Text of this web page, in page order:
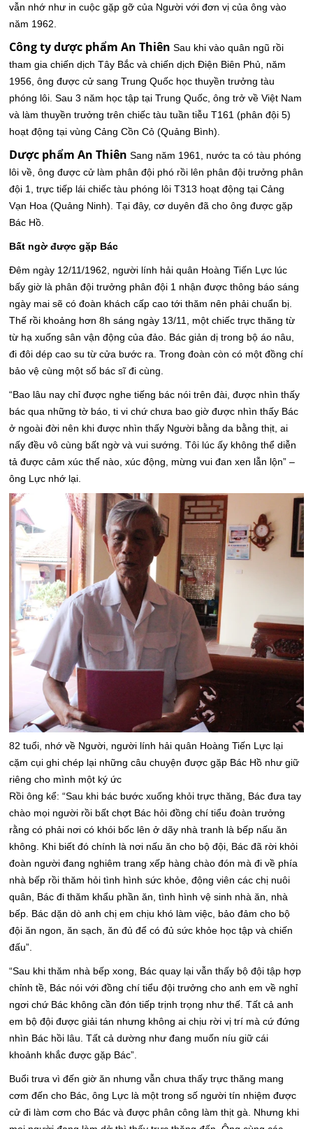
vẫn nhớ như in cuộc gặp gỡ của Người với đơn vị của ông vào
năm 1962.
Công ty dược phẩm An Thiên Sau khi vào quân ngũ rồi
tham gia chiến dịch Tây Bắc và chiến dịch Điện Biên Phủ, năm
1956, ông được cử sang Trung Quốc học thuyền trưởng tàu
phóng lôi. Sau 3 năm học tập tại Trung Quốc, ông trở về Việt Nam
và làm thuyền trưởng trên chiếc tàu tuần tiễu T161 (phân đội 5)
hoạt động tại vùng Cảng Cồn Cỏ (Quảng Bình).
Dược phẩm An Thiên Sang năm 1961, nước ta có tàu phóng
lôi về, ông được cử làm phân đội phó rồi lên phân đội trưởng phân
đội 1, trực tiếp lái chiếc tàu phóng lôi T313 hoạt động tại Cảng
Vạn Hoa (Quảng Ninh). Tại đây, cơ duyên đã cho ông được gặp
Bác Hồ.
Bất ngờ được gặp Bác
Đêm ngày 12/11/1962, người lính hải quân Hoàng Tiến Lực lúc
bấy giờ là phân đội trưởng phân đội 1 nhận được thông báo sáng
ngày mai sẽ có đoàn khách cấp cao tới thăm nên phải chuẩn bị.
Thế rồi khoảng hơn 8h sáng ngày 13/11, một chiếc trực thăng từ
từ hạ xuống sân vận động của đảo. Bác giản dị trong bộ áo nâu,
đi đôi dép cao su từ cửa bước ra. Trong đoàn còn có một đồng chí
bảo vệ cùng một số bác sĩ đi cùng.
“Bao lâu nay chỉ được nghe tiếng bác nói trên đài, được nhìn thấy
bác qua những tờ báo, ti vi chứ chưa bao giờ được nhìn thấy Bác
ở ngoài đời nên khi được nhìn thấy Người bằng da bằng thịt, ai
nấy đều vô cùng bất ngờ và vui sướng. Tôi lúc ấy không thể diễn
tả được cảm xúc thế nào, xúc động, mừng vui đan xen lẫn lộn” –
ông Lực nhớ lại.
82 tuổi, nhớ về Người, người lính hải quân Hoàng Tiến Lực lại
cặm cụi ghi chép lại những câu chuyện được gặp Bác Hồ như giữ
riêng cho mình một ký ức
Rồi ông kể: “Sau khi bác bước xuống khỏi trực thăng, Bác đưa tay
chào mọi người rồi bất chợt Bác hỏi đồng chí tiểu đoàn trưởng
rằng có phải nơi có khói bốc lên ở dãy nhà tranh là bếp nấu ăn
không. Khi biết đó chính là nơi nấu ăn cho bộ đội, Bác đã rời khỏi
đoàn người đang nghiêm trang xếp hàng chào đón mà đi về phía
nhà bếp rồi thăm hỏi tình hình sức khỏe, động viên các chị nuôi
quân, Bác đi thăm khẩu phần ăn, tình hình vệ sinh nhà ăn, nhà
bếp. Bác dặn dò anh chị em chịu khó làm việc, bảo đảm cho bộ
đội ăn ngon, ăn sạch, ăn đủ để có đủ sức khỏe học tập và chiến
đấu”.
“Sau khi thăm nhà bếp xong, Bác quay lại vẫn thấy bộ đội tập hợp
chỉnh tề, Bác nói với đồng chí tiểu đội trưởng cho anh em về nghỉ
ngơi chứ Bác không cần đón tiếp trịnh trọng như thế. Tất cả anh
em bộ đội được giải tán nhưng không ai chịu rời vị trí mà cứ đứng
nhìn Bác hồi lâu. Tất cả dường như đang muốn níu giữ cái
khoảnh khắc được gặp Bác”.
Buổi trưa vì đến giờ ăn nhưng vẫn chưa thấy trực thăng mang
cơm đến cho Bác, ông Lực là một trong số người tín nhiệm được
cử đi làm cơm cho Bác và được phân công làm thịt gà. Nhưng khi